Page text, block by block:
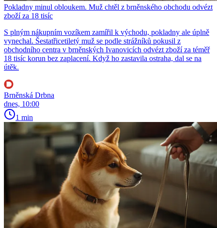
Pokladny minul obloukem. Muž chtěl z brněnského obchodu odvézt
zboží za 18 tisíc
S plným nákupním vozíkem zamířil k východu, pokladny ale úplně
vynechal. Šestatřicetiletý muž se podle strážníků pokusil z
obchodního centra v brněnských Ivanovicích odvézt zboží za téměř
18 tisíc korun bez zaplacení. Když ho zastavila ostraha, dal se na
útěk.
Brněnská Drbna
dnes, 10:00
1 min